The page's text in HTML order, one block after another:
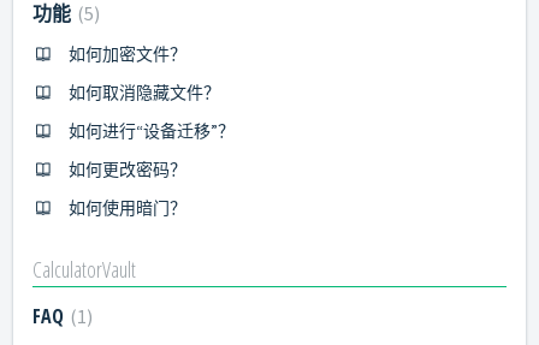
功能 5
如何加密文件？
如何取消隐藏文件？
如何进行“设备迁移”？
如何更改密码？
如何使用暗门？
CalculatorVault
FAQ 1